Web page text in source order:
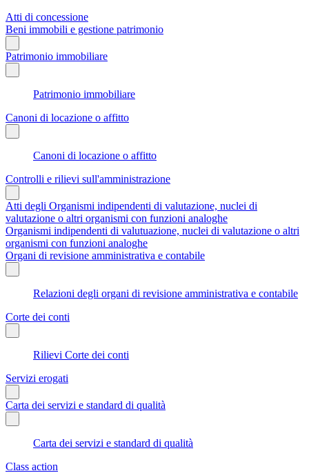
Atti di concessione
Beni immobili e gestione patrimonio
Patrimonio immobiliare
Patrimonio immobiliare
Canoni di locazione o affitto
Canoni di locazione o affitto
Controlli e rilievi sull'amministrazione
Atti degli Organismi indipendenti di valutazione, nuclei di
valutazione o altri organismi con funzioni analoghe
Organismi indipendenti di valutuazione, nuclei di valutazione o altri
organismi con funzioni analoghe
Organi di revisione amministrativa e contabile
Relazioni degli organi di revisione amministrativa e contabile
Corte dei conti
Rilievi Corte dei conti
Servizi erogati
Carta dei servizi e standard di qualità
Carta dei servizi e standard di qualità
Class action